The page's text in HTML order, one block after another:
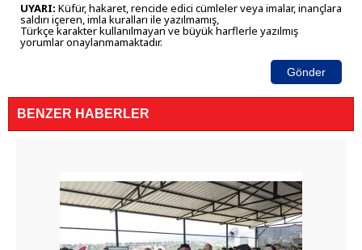
UYARI: Küfür, hakaret, rencide edici cümleler veya imalar, inançlara
saldırı içeren, imla kuralları ile yazılmamış,
Türkçe karakter kullanılmayan ve büyük harflerle yazılmış
yorumlar onaylanmamaktadır.
Gönder
BENZER HABERLER